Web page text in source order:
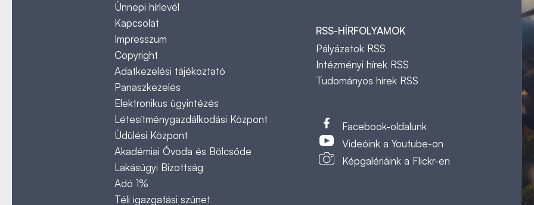
Ünnepi hírlevél
Kapcsolat
Impresszum
Copyright
Adatkezelési tájékoztató
Panaszkezelés
Elektronikus ügyintézés
Létesítménygazdálkodási Központ
Üdülési Központ
Akadémiai Óvoda és Bölcsőde
Lakásügyi Bizottság
Adó 1%
Téli igazgatási szünet
RSS-HÍRFOLYAMOK
Pályázatok RSS
Intézményi hírek RSS
Tudományos hírek RSS
Facebook-oldalunk
Videóink a Youtube-on
Képgalériáink a Flickr-en